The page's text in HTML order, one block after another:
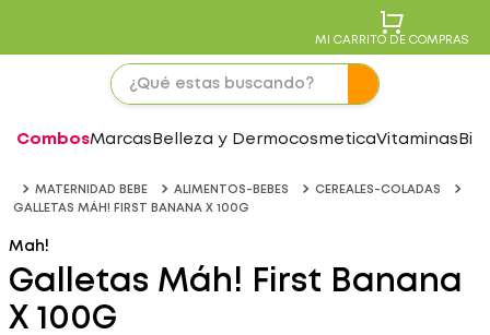
MI CARRITO DE COMPRAS
CombosMarcas Belleza y DermocosmeticaVitaminas
MATERNIDAD BEBE ALIMENTOS-BEBES
CEREALES-COLADAS
GALLETAS MÁH! FIRST BANANA X 100G
Mah!
Galletas Máh! First Banana
X 100G